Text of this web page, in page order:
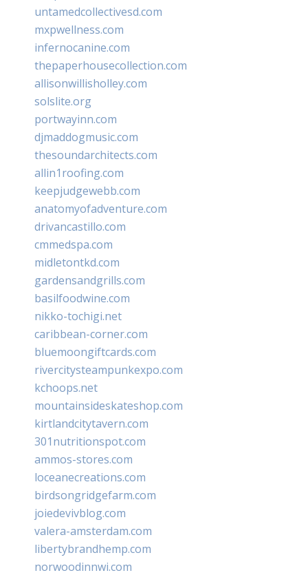
untamedcollectivesd.com
mxpwellness.com
infernocanine.com
thepaperhousecollection.com
allisonwillisholley.com
solslite.org
portwayinn.com
djmaddogmusic.com
thesoundarchitects.com
allin1roofing.com
keepjudgewebb.com
anatomyofadventure.com
drivancastillo.com
cmmedspa.com
midletontkd.com
gardensandgrills.com
basilfoodwine.com
nikko-tochigi.net
caribbean-corner.com
bluemoongiftcards.com
rivercitysteampunkexpo.com
kchoops.net
mountainsideskateshop.com
kirtlandcitytavern.com
301nutritionspot.com
ammos-stores.com
loceanecreations.com
birdsongridgefarm.com
joiedevivblog.com
valera-amsterdam.com
libertybrandhemp.com
norwoodinnwi.com